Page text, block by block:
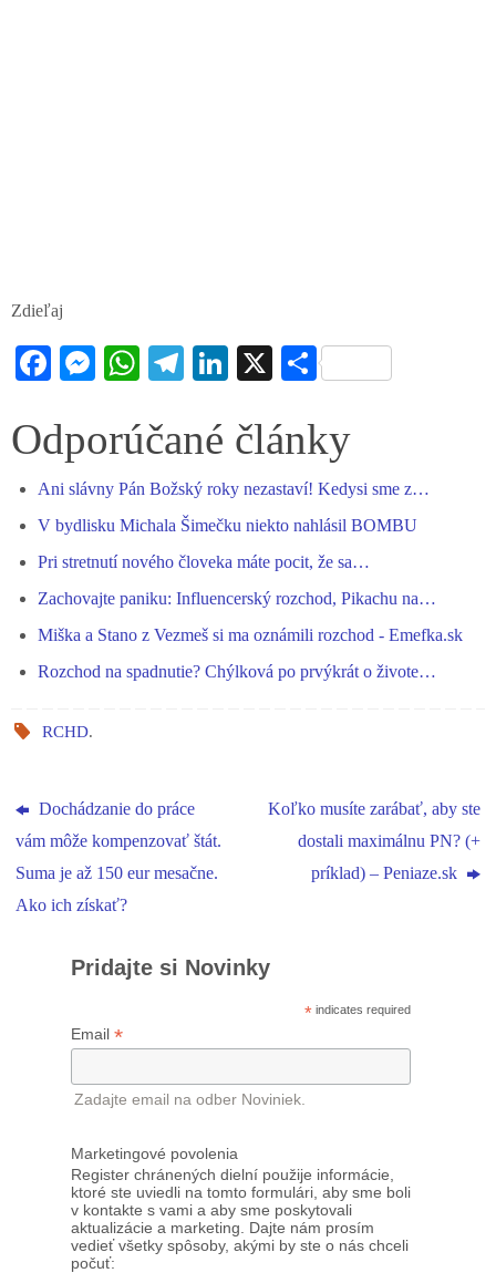
Zdieľaj
Fa
bo
ok
M
se
er
W
ts
pp
Te
gr
m
Li
ed
X S
re
Odporúčané články
Ani slávny Pán Božský roky nezastaví! Kedysi sme z…
V bydlisku Michala Šimečku niekto nahlásil BOMBU
Pri stretnutí nového človeka máte pocit, že sa…
Zachovajte paniku: Influencerský rozchod, Pikachu na…
Miška a Stano z Vezmeš si ma oznámili rozchod - Emefka.sk
Rozchod na spadnutie? Chýlková po prvýkrát o živote…
RCHD.
Dochádzanie do práce
vám môže kompenzovať štát.
Suma je až 150 eur mesačne.
Ako ich získať?
Koľko musíte zarábať, aby ste
dostali maximálnu PN? (+
príklad) – Peniaze.sk
Pridajte si Novinky
* indicates required
Email *
Zadajte email na odber Noviniek.
Marketingové povolenia
Register chránených dielní použije informácie,
ktoré ste uviedli na tomto formulári, aby sme boli
v kontakte s vami a aby sme poskytovali
aktualizácie a marketing. Dajte nám prosím
vedieť všetky spôsoby, akými by ste o nás chceli
počuť: